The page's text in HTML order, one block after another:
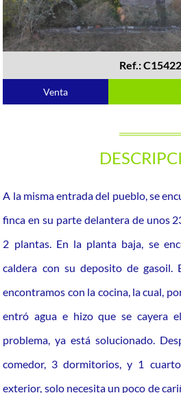
Ref.:
Venta
A la misma entrada del pueblo, se
finca en su parte delantera de unos
2 plantas. En la planta baja, se
caldera con su deposito de gasoil.
encontramos con la cocina, la cual,
entró agua e hizo que se cayera
problema, ya está solucionado.
comedor, 3 dormitorios, y 1
exterior, solo necesita un poco de